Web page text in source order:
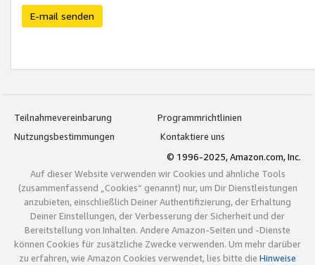
E-mail senden
Teilnahmevereinbarung
Programmrichtlinien
Nutzungsbestimmungen
Kontaktiere uns
© 1996-2025, Amazon.com, Inc.
Auf dieser Website verwenden wir Cookies und ähnliche Tools
(zusammenfassend „Cookies“ genannt) nur, um Dir Dienstleistungen
anzubieten, einschließlich Deiner Authentifizierung, der Erhaltung
Deiner Einstellungen, der Verbesserung der Sicherheit und der
Bereitstellung von Inhalten. Andere Amazon-Seiten und -Dienste
können Cookies für zusätzliche Zwecke verwenden. Um mehr darüber
zu erfahren, wie Amazon Cookies verwendet, lies bitte die Hinweise